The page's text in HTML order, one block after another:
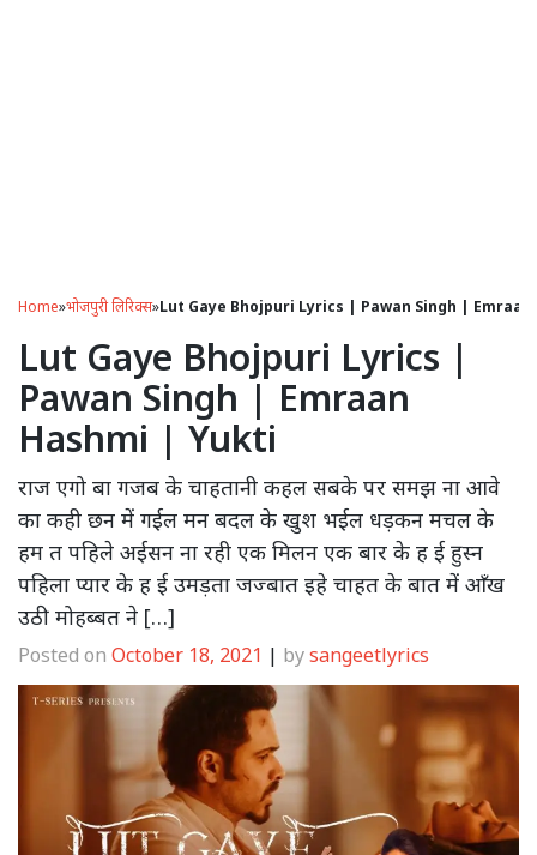
Home»भोजपुरी लिरिक्स»Lut Gaye Bhojpuri Lyrics | Pawan Singh |
Lut Gaye Bhojpuri Lyrics |
Pawan Singh | Emraan
Hashmi | Yukti
राज एगो बा गजब के चाहतानी कहल सबके पर समझ ना आवे
का कही छन में गईल मन बदल के खुश भईल धड़कन मचल के
हम त पहिले अईसन ना रही एक मिलन एक बार के ह ई हुस्न
पहिला प्यार के ह ई उमड़ता जज्बात इहे चाहत के बात में आँख
उठी मोहब्बत ने […]
Posted on October 18, 2021 | bysangeetlyrics